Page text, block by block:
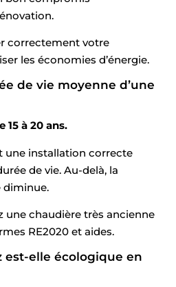
correctement votre
les économies d’énergie.
de vie moyenne d’une
15 à 20 ans.
une installation correcte
de vie. Au-delà, la
diminue.
une chaudière très ancienne
RE2020 et aides.
est-elle écologique en